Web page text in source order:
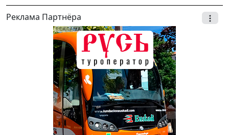
Реклама Партнёра